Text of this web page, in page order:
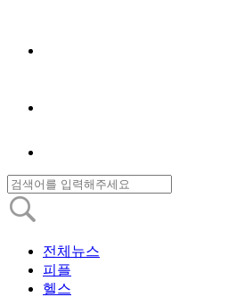
전체뉴스
피플
헬스